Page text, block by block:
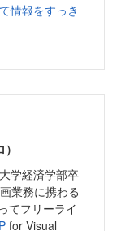
情報をすっき
学経済学部卒
業務に携わる
てフリーライ
for Visual